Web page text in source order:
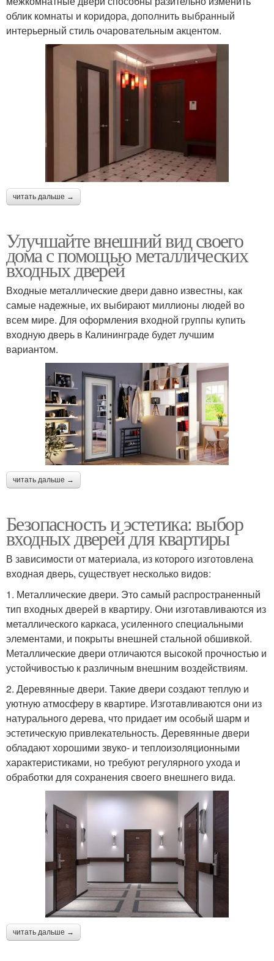
облик комнаты и коридора, дополнить выбранный
интерьерный стиль очаровательным акцентом.
читать дальше →
Улучшайте внешний вид своего
дома с помощью металлических
входных дверей
Входные металлические двери давно известны, как
самые надежные, их выбирают миллионы людей во
всем мире. Для оформления входной группы купить
входную дверь в Калининграде будет лучшим
вариантом.
читать дальше →
Безопасность и эстетика: выбор
входных дверей для квартиры
В зависимости от материала, из которого изготовлена
входная дверь, существует несколько видов:
1. Металлические двери. Это самый распространенный
тип входных дверей в квартиру. Они изготавливаются из
металлического каркаса, усиленного специальными
элементами, и покрыты внешней стальной обшивкой.
Металлические двери отличаются высокой прочностью и
устойчивостью к различным внешним воздействиям.
2. Деревянные двери. Такие двери создают теплую и
уютную атмосферу в квартире. Изготавливаются они из
натурального дерева, что придает им особый шарм и
эстетическую привлекательность. Деревянные двери
обладают хорошими звуко- и теплоизоляционными
характеристиками, но требуют регулярного ухода и
обработки для сохранения своего внешнего вида.
читать дальше →